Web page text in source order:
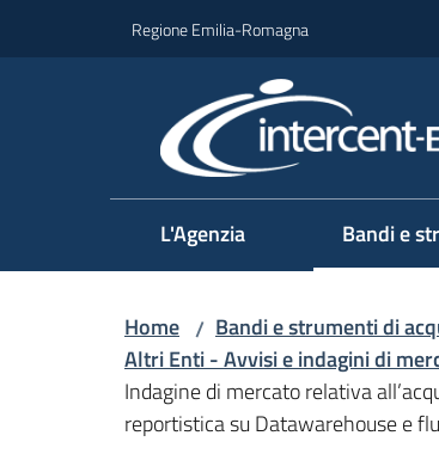
Regione Emilia-Romagna
L'Agenzia Bandi e
Home / Bandi e strumenti di
Altri Enti - Avvisi e indagini di
Indagine di mercato relativa
reportistica su Datawarehouse e